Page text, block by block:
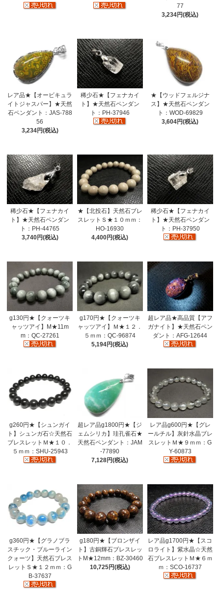
77
3,234円(税込)
レア品★【オービキュラ
イトジャスパー】★天然
石ペンダント：JAS-788
56
3,234円(税込)
稀少石★【フェナカイ
ト】★天然石ペンダン
ト：PH-37946
★【ウッドフェルジナ
ス】★天然石ペンダン
ト：WOD-69829
3,604円(税込)
稀少石★【フェナカイ
ト】★天然石ペンダン
ト：PH-44765
3,740円(税込)
★【北投石】天然石ブレ
スレットＳ★１０ｍｍ：
HO-16930
4,400円(税込)
稀少石★【フェナカイ
ト】★天然石ペンダン
ト：PH-37950
g130円★【クォーツキ
ャッツアイ】M★11m
m：QC-27261
g170円★【クォーツキ
ャッツアイ】Ｍ★１２．
５ｍｍ：QC-96874
5,194円(税込)
超レア品★高品質【アフ
ガナイト】★天然石ペン
ダント：AFG-12644
g260円★【シュンガイ
ト】シュンガ石☆天然石
ブレスレットＭ★１０．
５ｍｍ：SHU-25943
超レア品g1800円★【ジ
ェムシリカ】珪孔雀石★
天然石ペンダント：JAM
-77890
7,128円(税込)
レア品g600円★【グレ
ールチル】灰針水晶ブレ
スレットＭ★９ｍｍ：G
Y-60873
g360円★【グラノブラ
スチック・ブルーライン
クォーツ】天然石ブレス
レットＳ★１２ｍｍ：G
B-37637
g180円★【ブロンザイ
ト】古銅輝石ブレスレッ
トM★12mm：BZ-30460
10,725円(税込)
レア品g1700円★【スコ
ロライト】紫水晶☆天然
石ブレスレットＭ★６ｍ
ｍ：SCO-16737